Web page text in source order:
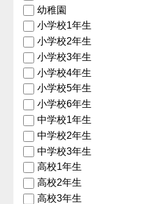
幼稚園
小学校1年生
小学校2年生
小学校3年生
小学校4年生
小学校5年生
小学校6年生
中学校1年生
中学校2年生
中学校3年生
高校1年生
高校2年生
高校3年生